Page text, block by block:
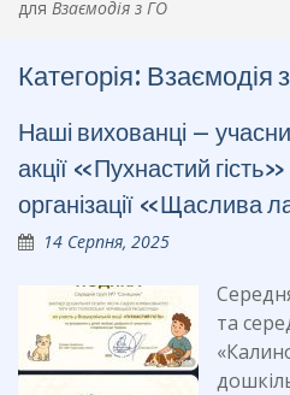
для Взаємодія з ГО
Категорія: Взаємодія
Наші вихованці –
акції «Пухнастий гість»
організації «Щаслива
14 Серпня, 2025
та